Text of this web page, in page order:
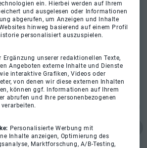
ein. Hierbei werden auf Ihrem
und ausgelesen oder Informationen
abgerufen, um Anzeigen und Inhalte
hinweg basierend auf einem Profil
personalisiert auszuspielen.
Ergänzung unserer redaktionellen Texte,
Angeboten externe Inhalte und Dienste
interaktive Grafiken, Videos oder
von denen wir diese externen Inhalten
können ggf. Informationen auf Ihrem
abrufen und Ihre personenbezogenen
Personalisierte Werbung mit
Inhalte anzeigen, Optimierung des
Marktforschung, A/B-Testing,